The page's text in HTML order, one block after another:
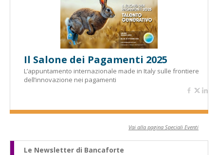
Il Salone dei Pagamenti 2025
L’appuntamento internazionale made in Italy sulle frontiere
dell’innovazione nei pagamenti
Vai alla pagina Speciali Eventi
Le Newsletter di Bancaforte